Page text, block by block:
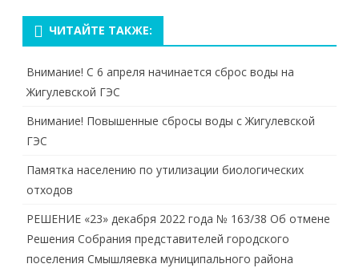
ЧИТАЙТЕ ТАКЖЕ:
Внимание! С 6 апреля начинается сброс воды на
Жигулевской ГЭС
Внимание! Повышенные сбросы воды с Жигулевской
ГЭС
Памятка населению по утилизации биологических
отходов
РЕШЕНИЕ «23» декабря 2022 года № 163/38 Об отмене
Решения Собрания представителей городского
поселения Смышляевка муниципального района